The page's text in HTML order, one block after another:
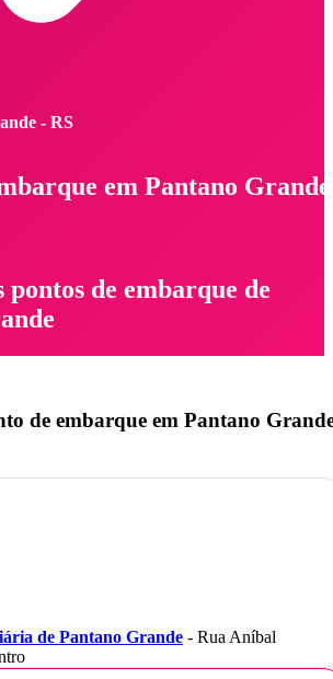
- RS
em Pantano Grande
pontos de embarque de
de embarque em Pantano
de Pantano Grande - Rua Aníbal